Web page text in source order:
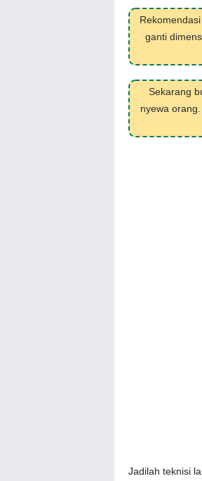
ganti
Sekarang
nyewa
Jadilah teknisi